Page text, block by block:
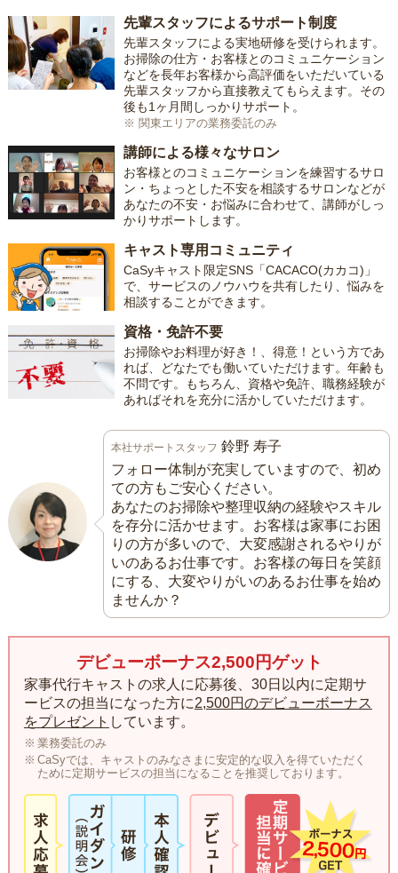
先輩スタッフによるサポート制度
先輩スタッフによる実地研修を受けられます。
お掃除の仕方・お客様とのコミュニケーション
などを長年お客様から高評価をいただいている
先輩スタッフから直接教えてもらえます。その
後も1ヶ月間しっかりサポート。
※ 関東エリアの業務委託のみ
講師による様々なサロン
お客様とのコミュニケーションを練習するサロ
ン・ちょっとした不安を相談するサロンなどが
あなたの不安・お悩みに合わせて、講師がしっ
かりサポートします。
キャスト専用コミュニティ
CaSyキャスト限定SNS「CACACO(カカコ)」
で、サービスのノウハウを共有したり、悩みを
相談することができます。
資格・免許不要
お掃除やお料理が好き！、得意！という方であ
れば、どなたでも働いていただけます。年齢も
不問です。もちろん、資格や免許、職務経験が
あればそれを充分に活かしていただけます。
本社サポートスタッフ 鈴野 寿子
フォロー体制が充実していますので、初め
ての方もご安心ください。
あなたのお掃除や整理収納の経験やスキル
を存分に活かせます。お客様は家事にお困
りの方が多いので、大変感謝されるやりが
いのあるお仕事です。お客様の毎日を笑顔
にする、大変やりがいのあるお仕事を始め
ませんか？
デビューボーナス2,500円ゲット
家事代行キャストの求人に応募後、30日以内に定期サ
ービスの担当になった方に2,500円のデビューボーナス
をプレゼント しています。
業務委託のみ
CaSyでは、キャストのみなさまに安定的な収入を得ていただく
ために定期サービスの担当になることを推奨しております。